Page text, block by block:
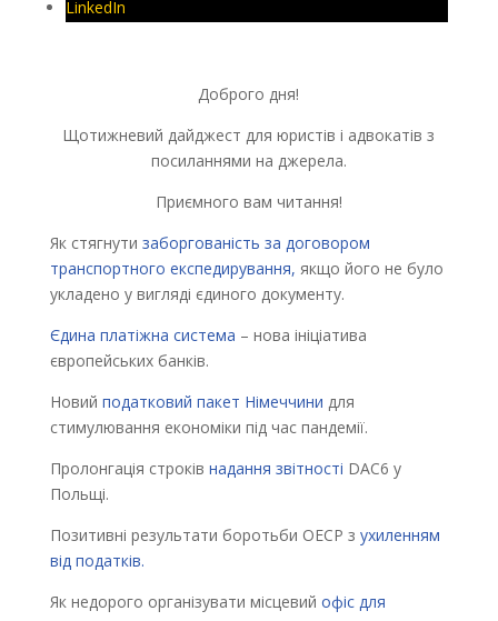
LinkedIn
Доброго дня!
Щотижневий дайджест для юристів і адвокатів з
посиланнями на джерела.
Приємного вам читання!
Як стягнути заборгованість за договором
транспортного експедирування, якщо його не було
укладено у вигляді єдиного документу.
Єдина платіжна система – нова ініціатива
європейських банків.
Новий податковий пакет Німеччини для
стимулювання економіки під час пандемії.
Пролонгація строків надання звітності DAC6 у
Польщі.
Позитивні результати боротьби ОЕСР з ухиленням
від податків.
Як недорого організувати місцевий офіс для